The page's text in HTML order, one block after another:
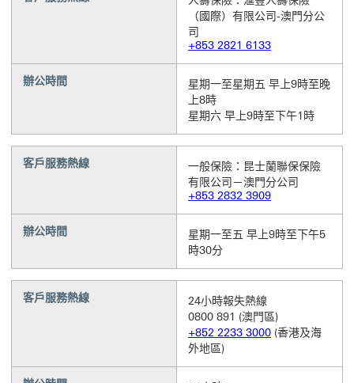
（國際）有限公司-澳門分公
司
+853 2821 6133
辦公時間
星期一至星期五 早上9時至晚
上8時
星期六 早上9時至下午1時
客戶服務熱線
一般保險：昆士蘭聯保保險
有限公司－澳門分公司
+853 2832 3909
辦公時間
星期一至五 早上9時至下午5
時30分
客戶服務熱線
24小時報失熱線
0800 891 (澳門區)
+852 2233 3000 (香港及海
外地區)